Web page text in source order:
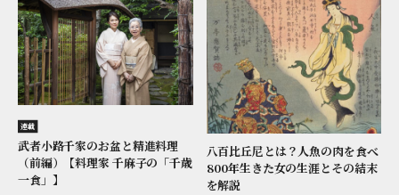
連載
武者小路千家のお盆と精進料理
（前編）【料理家 千麻子の「千歳
一食」】
八百比丘尼とは？人魚の肉を食べ
800年生きた女の生涯とその結末
を解説